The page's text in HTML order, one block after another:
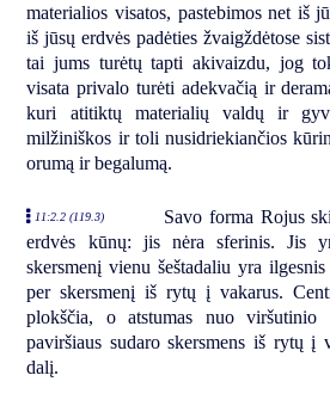
materialios visatos, pastebimos net iš
iš jūsų erdvės padėties žvaigždėtose
tai jums turėtų tapti akivaizdu, jog
visata privalo turėti adekvačią ir
kuri atitiktų materialių valdų ir
milžiniškos ir toli nusidriekiančios
orumą ir begalumą.
11:2.2 (119.3)
Savo forma Rojus
erdvės kūnų: jis nėra sferinis. Jis
skersmenį vienu šeštadaliu yra
per skersmenį iš rytų į vakarus.
plokščia, o atstumas nuo viršutinio
paviršiaus sudaro skersmens iš rytų į
dalį.